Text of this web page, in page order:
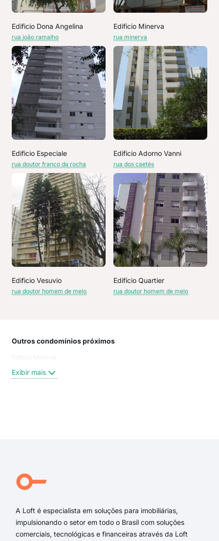
Edificio Dona Angelina
rua joão ramalho
Edificio Minerva
rua minerva
Edificio Especiale
rua doutor franco da rocha
Edificio Adorno Vanni
rua dos caetés
Edificio Vesuvio
rua doutor homem de melo
Edifício Quartier
rua doutor homem de melo
Outros condomínios próximos
Edificio Minerva
Exibir mais
A Loft é especialista em soluções para imobiliárias,
impulsionando o setor em todo o Brasil com soluções
comerciais, tecnológicas e financeiras através da Loft